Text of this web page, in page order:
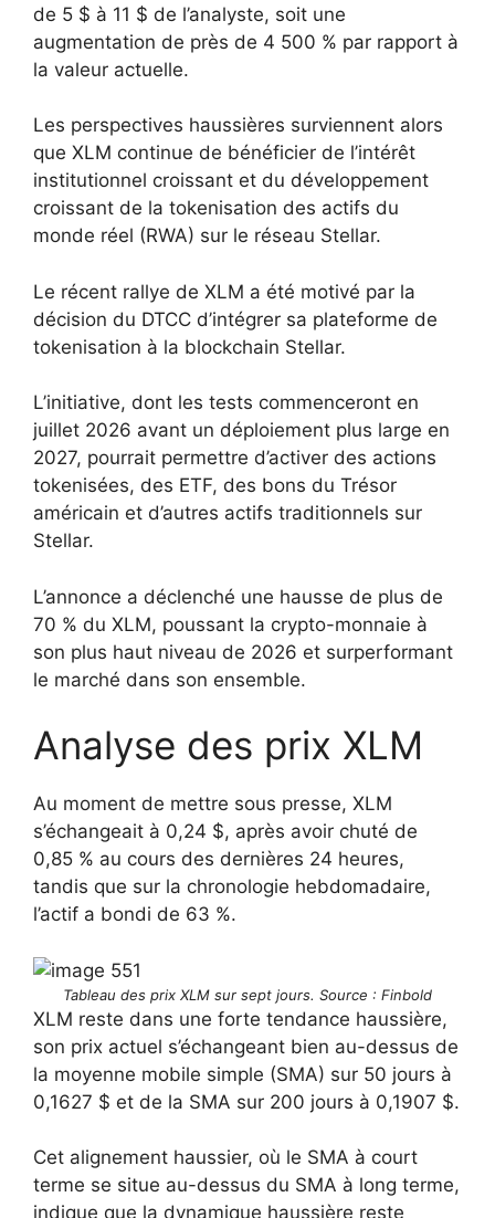
de 5 $ à 11 $ de l’analyste, soit une
augmentation de près de 4 500 % par rapport à
la valeur actuelle.
Les perspectives haussières surviennent alors
que XLM continue de bénéficier de l’intérêt
institutionnel croissant et du développement
croissant de la tokenisation des actifs du
monde réel (RWA) sur le réseau Stellar.
Le récent rallye de XLM a été motivé par la
décision du DTCC d’intégrer sa plateforme de
tokenisation à la blockchain Stellar.
L’initiative, dont les tests commenceront en
juillet 2026 avant un déploiement plus large en
2027, pourrait permettre d’activer des actions
tokenisées, des ETF, des bons du Trésor
américain et d’autres actifs traditionnels sur
Stellar.
L’annonce a déclenché une hausse de plus de
70 % du XLM, poussant la crypto-monnaie à
son plus haut niveau de 2026 et surperformant
le marché dans son ensemble.
Analyse des prix XLM
Au moment de mettre sous presse, XLM
s’échangeait à 0,24 $, après avoir chuté de
0,85 % au cours des dernières 24 heures,
tandis que sur la chronologie hebdomadaire,
l’actif a bondi de 63 %.
Tableau des prix XLM sur sept jours. Source : Finbold
XLM reste dans une forte tendance haussière,
son prix actuel s’échangeant bien au-dessus de
la moyenne mobile simple (SMA) sur 50 jours à
0,1627 $ et de la SMA sur 200 jours à 0,1907 $.
Cet alignement haussier, où le SMA à court
terme se situe au-dessus du SMA à long terme,
indique que la dynamique haussière reste